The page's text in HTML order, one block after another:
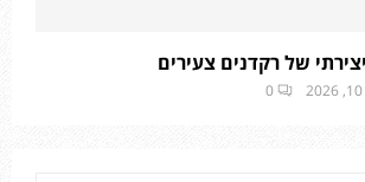
של רקדנים צעירים
0